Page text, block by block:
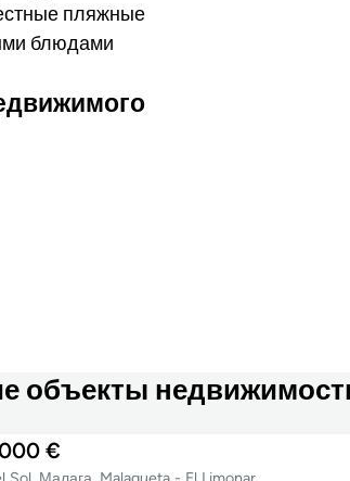
пляжные
блюдами
объекты
€